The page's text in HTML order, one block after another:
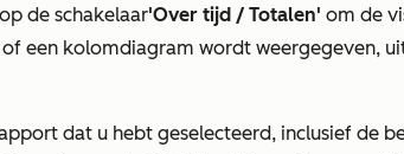
de schakelaar'Over tijd / Totalen' om de
een kolomdiagram wordt weergegeven,
dat u hebt geselecteerd, inclusief de